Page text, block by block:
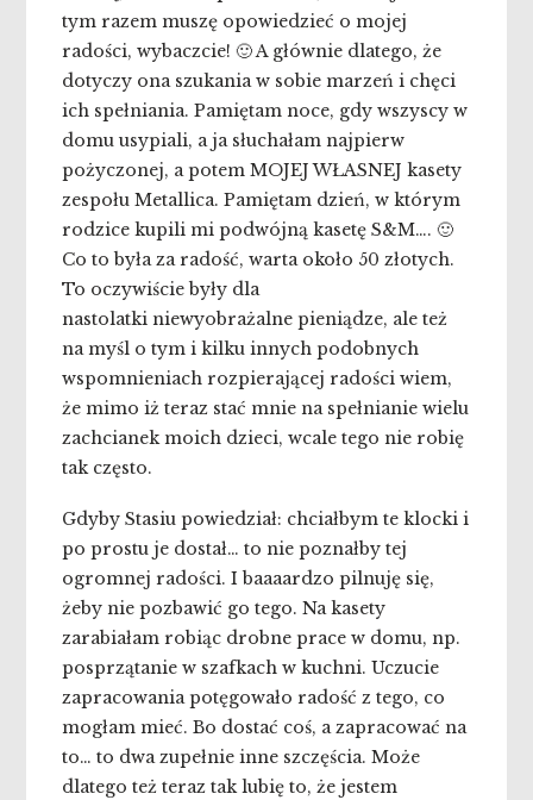
tym razem muszę opowiedzieć o mojej
radości, wybaczcie! 🙂 A głównie dlatego, że
dotyczy ona szukania w sobie marzeń i chęci
ich spełniania. Pamiętam noce, gdy wszyscy w
domu usypiali, a ja słuchałam najpierw
pożyczonej, a potem MOJEJ WŁASNEJ kasety
zespołu Metallica. Pamiętam dzień, w którym
rodzice kupili mi podwójną kasetę S&M…. 🙂
Co to była za radość, warta około 50 złotych.
To oczywiście były dla
nastolatki niewyobrażalne pieniądze, ale też
na myśl o tym i kilku innych podobnych
wspomnieniach rozpierającej radości wiem,
że mimo iż teraz stać mnie na spełnianie wielu
zachcianek moich dzieci, wcale tego nie robię
tak często.
Gdyby Stasiu powiedział: chciałbym te klocki i
po prostu je dostał… to nie poznałby tej
ogromnej radości. I baaaardzo pilnuję się,
żeby nie pozbawić go tego. Na kasety
zarabiałam robiąc drobne prace w domu, np.
posprzątanie w szafkach w kuchni. Uczucie
zapracowania potęgowało radość z tego, co
mogłam mieć. Bo dostać coś, a zapracować na
to… to dwa zupełnie inne szczęścia. Może
dlatego też teraz tak lubię to, że jestem